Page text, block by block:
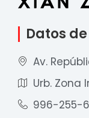
Datos
Av.
Urb. Zona
996-255-